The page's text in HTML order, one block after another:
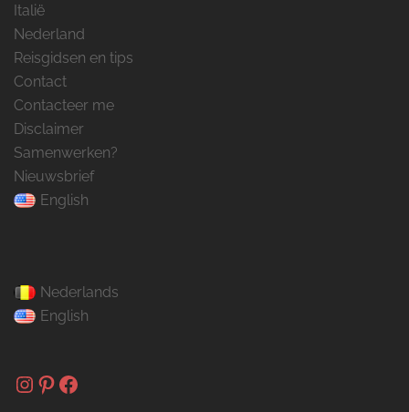
Italië
Nederland
Reisgidsen en tips
Contact
Contacteer me
Disclaimer
Samenwerken?
Nieuwsbrief
English
Nederlands
English
Instagram
Pinterest
Facebook